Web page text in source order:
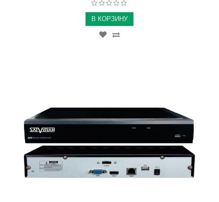
В КОРЗИНУ